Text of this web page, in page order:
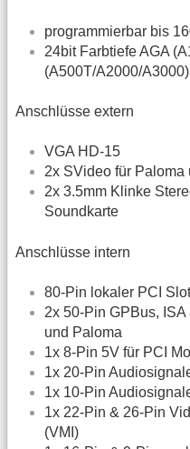
programmierbar bis
24bit Farbtiefe AGA
(A500T/A2000/A3000)
Anschlüsse extern
VGA HD-15
2x SVideo für
2x 3.5mm Klinke
Soundkarte
Anschlüsse intern
80-Pin lokaler PCI
2x 50-Pin GPBus,
und Paloma
1x 8-Pin 5V für PCI
1x 20-Pin
1x 10-Pin
1x 22-Pin & 26-Pin
(VMI)